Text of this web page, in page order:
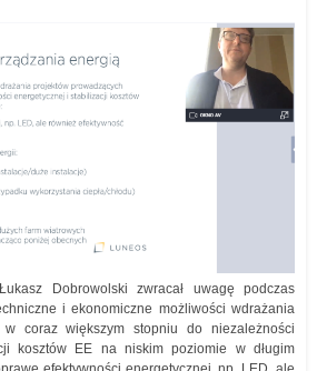
Dobrowolski zwracał uwagę podczas
i ekonomiczne możliwości wdrażania
w coraz większym stopniu do niezależności
kosztów EE na niskim poziomie w długim